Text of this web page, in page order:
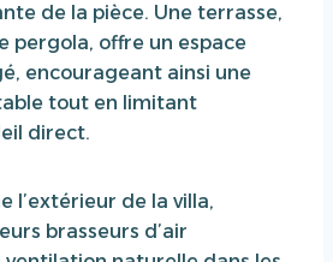
de la pièce. Une terrasse,
pergola, offre un espace
encourageant ainsi une
tout en limitant
direct.
l’extérieur de la villa,
brasseurs d’air